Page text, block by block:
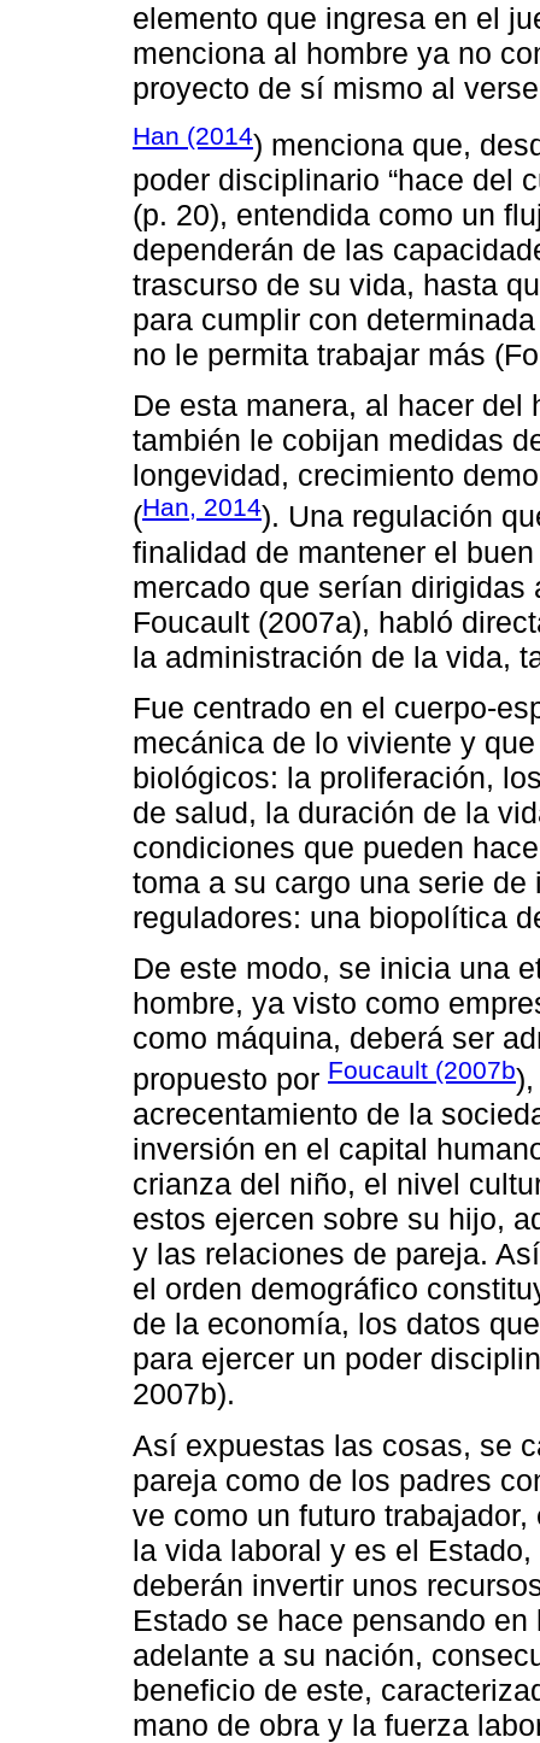
elemento que ingresa en el
menciona al hombre ya no
proyecto de sí mismo al
Han (2014) menciona que,
poder disciplinario “hace del
(p. 20), entendida como un
dependerán de las
trascurso de su vida, hasta
para cumplir con
no le permita trabajar más
De esta manera, al hacer del
también le cobijan medidas
longevidad, crecimiento
(Han, 2014). Una regulación
finalidad de mantener el
mercado que serían
Foucault (2007a), habló
la administración de la vida,
Fue centrado en el cuerpo-
mecánica de lo viviente y
biológicos: la proliferación,
de salud, la duración de la
condiciones que pueden
toma a su cargo una serie
reguladores: una biopolítica
De este modo, se inicia una
hombre, ya visto como
como máquina, deberá ser
propuesto por Foucault (2007b
acrecentamiento de la
inversión en el capital
crianza del niño, el nivel
estos ejercen sobre su hijo,
y las relaciones de pareja.
el orden demográfico
de la economía, los datos
para ejercer un poder
2007b).
Así expuestas las cosas, se
pareja como de los padres
ve como un futuro
la vida laboral y es el
deberán invertir unos
Estado se hace pensando
adelante a su nación,
beneficio de este,
mano de obra y la fuerza